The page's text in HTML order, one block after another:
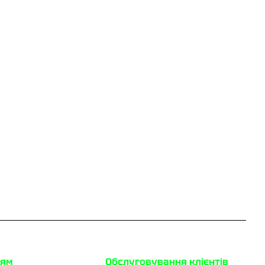
Обслуговування клієнтів